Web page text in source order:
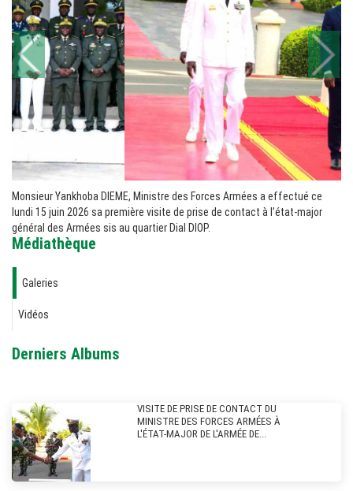
Monsieur Yankhoba DIEME, Ministre des Forces Armées a effectué ce
lundi 15 juin 2026 sa première visite de prise de contact à l’état-major
général des Armées sis au quartier Dial DIOP.
Médiathèque
Galeries
Vidéos
Derniers Albums
VISITE DE PRISE DE CONTACT DU
MINISTRE DES FORCES ARMÉES À
L'ÉTAT-MAJOR DE L'ARMÉE DE...